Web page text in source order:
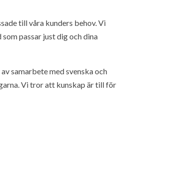
till våra kunders behov. Vi
passar just dig och dina
samarbete med svenska och
Vi tror att kunskap är till för